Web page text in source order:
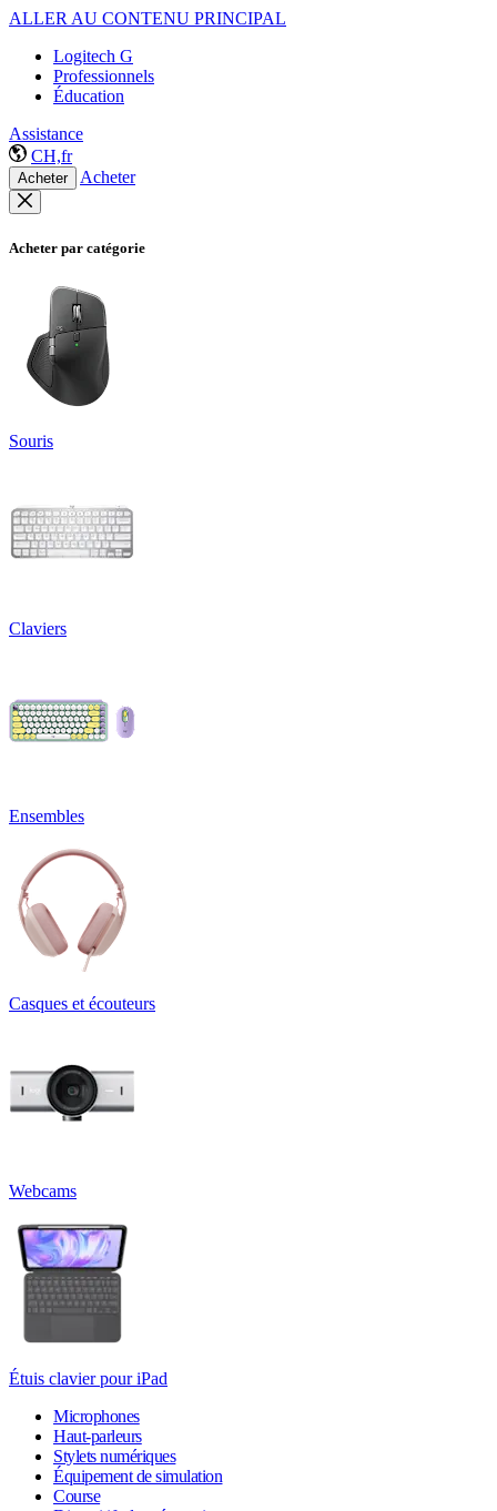
ALLER AU CONTENU PRINCIPAL
Logitech G
Professionnels
Éducation
Assistance
CH,fr
Acheter Acheter
Acheter par catégorie
Souris
Claviers
Ensembles
Casques et écouteurs
Webcams
Étuis clavier pour iPad
Microphones
Haut-parleurs
Stylets numériques
Équipement de simulation
Course